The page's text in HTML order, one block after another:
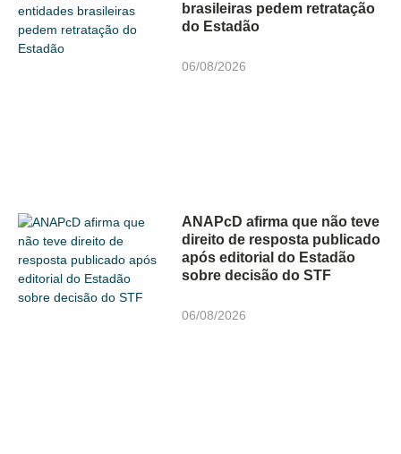
brasileiras pedem retratação
do Estadão
06/08/2026
ANAPcD afirma que não teve
direito de resposta publicado
após editorial do Estadão
sobre decisão do STF
06/08/2026